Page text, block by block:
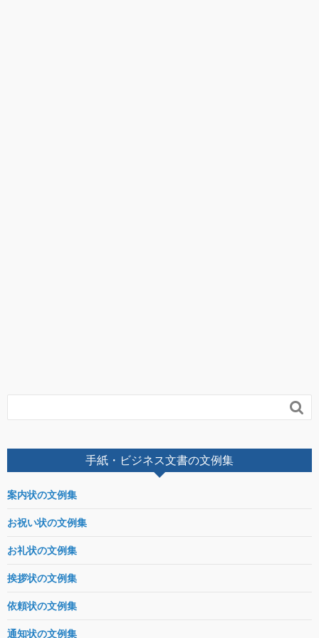

手紙・ビジネス文書の文例集
案内状の文例集
お祝い状の文例集
お礼状の文例集
挨拶状の文例集
依頼状の文例集
通知状の文例集